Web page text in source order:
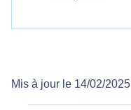
Mis à jour le 14/02/2025